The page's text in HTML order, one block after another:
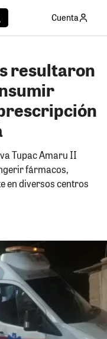
Cuenta
resultaron
Tupac Amaru II
fármacos,
en diversos centros